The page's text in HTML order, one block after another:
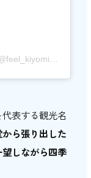
音羽山 清水寺｜Kiyomizu-dera temple(@feel_kiyomizudera)がシェアした投稿
表する観光名
ら張り出した
望しながら四季